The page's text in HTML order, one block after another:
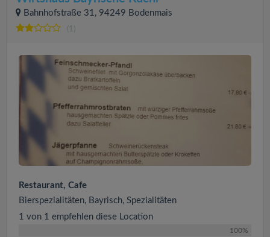
Bahnhofstraße 31, 94249 Bodenmais
Restaurant, Cafe
Bierspezialitäten, Bayrisch, Spezialitäten
1 von 1 empfehlen diese Location
100%